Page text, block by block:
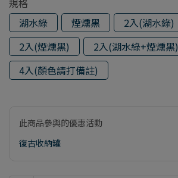
規格
湖水綠
煙燻黑
2入(湖水綠)
2入(煙燻黑)
2入(湖水綠+煙燻黑)
4入(顏色請打備註)
此商品參與的優惠活動
復古收納罐